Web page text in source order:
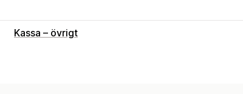
Kassa – övrigt